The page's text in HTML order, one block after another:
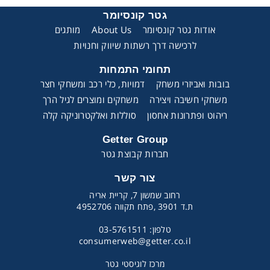
גטר קונסיומר
אודות גטר קונסיומר About Us
מותגים
לרכישה דרך רשתות שיווק וחנויות
תחומי התמחות
בובות ואביזרי משחק
דמויות, כלי רכב ומשחקי חצר
משחקי חשיבה ויצירה
משחקים ומוצרים לגיל הרך
ריהוט ופתרונות אחסון
סוללות ואלקטרוניקה קלה
Getter Group
חברות קבוצת גטר
צור קשר
רחוב שמשון 7, קריית אריה
ת.ד 3901 ,פתח תקווה 4952706
טלפון: 03-5761511
consumerweb@getter.co.il
מרכז לוגיסטי גטר